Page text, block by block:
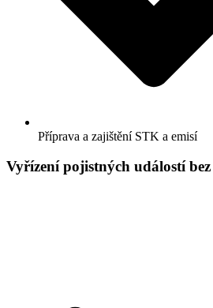
Příprava a zajištění STK a emisí
Vyřízení pojistných událostí